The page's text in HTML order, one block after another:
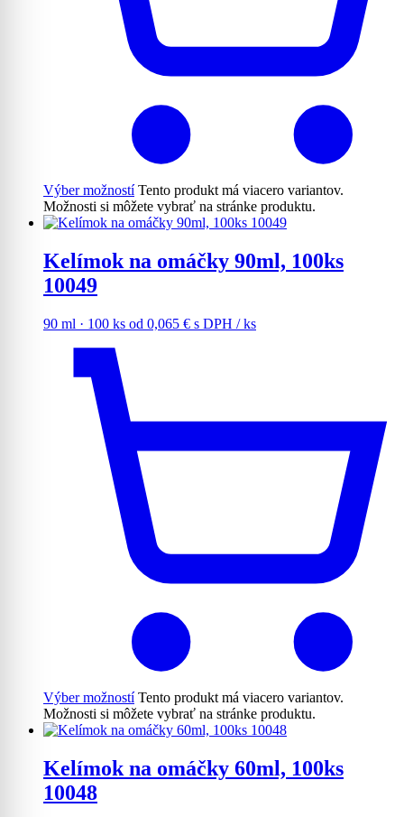
Výber možností Tento produkt má viacero variantov.
Možnosti si môžete vybrať na stránke produktu.
Kelímok na omáčky 90ml, 100ks
10049
90 ml · 100 ks od 0,065 € s DPH / ks
Výber možností Tento produkt má viacero variantov.
Možnosti si môžete vybrať na stránke produktu.
Kelímok na omáčky 60ml, 100ks
10048